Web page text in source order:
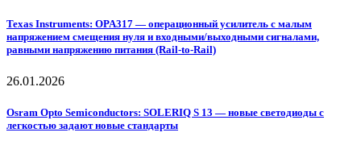
Texas Instruments: OPA317 — операционный усилитель с малым
напряжением смещения нуля и входными/выходными сигналами,
равными напряжению питания (Rail-to-Rail)
26.01.2026
Osram Opto Semiconductors: SOLERIQ S 13 — новые светодиоды с
легкостью задают новые стандарты